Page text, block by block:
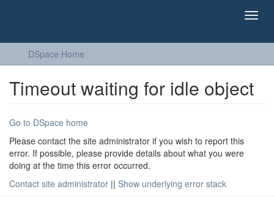
DSpace Home
Timeout waiting for idle object
Go to DSpace home
Please contact the site administrator if you wish to report this
error. If possible, please provide details about what you were
doing at the time this error occurred.
Contact site administrator || Show underlying error stack